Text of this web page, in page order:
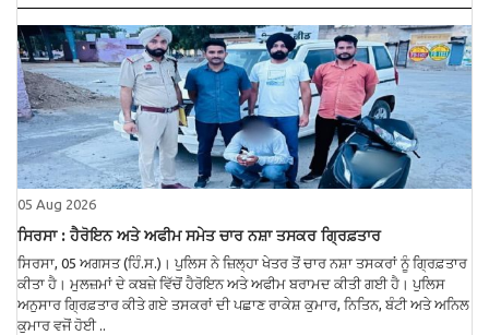
05 Aug 2026
ਸਿਰਸਾ : ਹੈਰੋਇਨ ਅਤੇ ਅਫੀਮ ਸਮੇਤ ਚਾਰ ਨਸ਼ਾ ਤਸਕਰ ਗ੍ਰਿਫ਼ਤਾਰ
ਸਿਰਸਾ, 05 ਅਗਸਤ (ਹਿੰ.ਸ.)। ਪੁਲਿਸ ਨੇ ਜ਼ਿਲ੍ਹਾ ਖੇਤਰ ਤੋਂ ਚਾਰ ਨਸ਼ਾ ਤਸਕਰਾਂ ਨੂੰ ਗ੍ਰਿਫ਼ਤਾਰ
ਕੀਤਾ ਹੈ। ਮੁਲਜ਼ਮਾਂ ਦੇ ਕਬਜ਼ੇ ਵਿੱਚੋਂ ਹੈਰੋਇਨ ਅਤੇ ਅਫੀਮ ਬਰਾਮਦ ਕੀਤੀ ਗਈ ਹੈ। ਪੁਲਿਸ
ਅਨੁਸਾਰ ਗ੍ਰਿਫ਼ਤਾਰ ਕੀਤੇ ਗਏ ਤਸਕਰਾਂ ਦੀ ਪਛਾਣ ਰਾਕੇਸ਼ ਕੁਮਾਰ, ਨਿਤਿਨ, ਬੰਟੀ ਅਤੇ ਅਨਿਲ
ਕੁਮਾਰ ਵਜੋਂ ਹੋਈ ..